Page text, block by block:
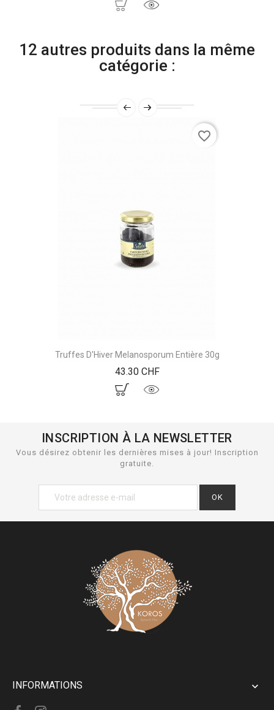
12 autres produits dans la même
catégorie :
Truffes D'Hiver Melanosporum Entière 30g
43.30 CHFPrix
favorite_border
INSCRIPTION À LA NEWSLETTER
Vous désirez obtenir les dernières mises à jour! Inscription
gratuite.
INFORMATIONS 